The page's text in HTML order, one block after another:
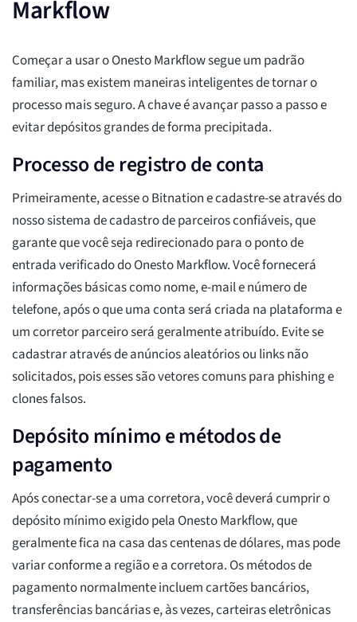
Markflow
Começar a usar o Onesto Markflow segue um padrão
familiar, mas existem maneiras inteligentes de tornar o
processo mais seguro. A chave é avançar passo a passo e
evitar depósitos grandes de forma precipitada.
Processo de registro de conta
Primeiramente, acesse o Bitnation e cadastre-se através do
nosso sistema de cadastro de parceiros confiáveis, que
garante que você seja redirecionado para o ponto de
entrada verificado do Onesto Markflow. Você fornecerá
informações básicas como nome, e-mail e número de
telefone, após o que uma conta será criada na plataforma e
um corretor parceiro será geralmente atribuído. Evite se
cadastrar através de anúncios aleatórios ou links não
solicitados, pois esses são vetores comuns para phishing e
clones falsos.
Depósito mínimo e métodos de
pagamento
Após conectar-se a uma corretora, você deverá cumprir o
depósito mínimo exigido pela Onesto Markflow, que
geralmente fica na casa das centenas de dólares, mas pode
variar conforme a região e a corretora. Os métodos de
pagamento normalmente incluem cartões bancários,
transferências bancárias e, às vezes, carteiras eletrônicas